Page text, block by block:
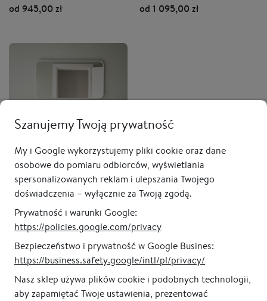
od 945,00 zł od 1 095,00 zł
Lustro prostokątne ORTO
MINIMAL - w białej, cienkiej
ramie, poziome
od 795,00 zł
Poprzednia 1 ... 1 2 3 4
Szanujemy Twoją prywatność
My i Google wykorzystujemy pliki cookie oraz dane
osobowe do pomiaru odbiorców, wyświetlania
spersonalizowanych reklam i ulepszania Twojego
doświadczenia – wyłącznie za Twoją zgodą.
Prywatność i warunki Google:
https://policies.google.com/privacy
Bezpieczeństwo i prywatność w Google Busines:
https://business.safety.google/intl/pl/privacy/
Nasz sklep używa plików cookie i podobnych technologii,
aby zapamiętać Twoje ustawienia, prezentować